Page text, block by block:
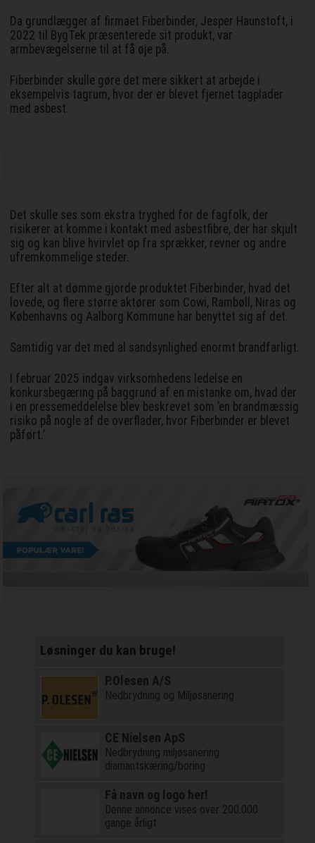
Da grundlægger af firmaet Fiberbinder, Jesper Haunstoft, i
2022 til BygTek præsenterede sit produkt, var
armbevægelserne til at få øje på.
Fiberbinder skulle gøre det mere sikkert at arbejde i
eksempelvis tagrum, hvor der er blevet fjernet tagplader
med asbest.
Det skulle ses som ekstra tryghed for de fagfolk, der
risikerer at komme i kontakt med asbestfibre, der har skjult
sig og kan blive hvirvlet op fra sprækker, revner og andre
ufremkommelige steder.
Efter alt at dømme gjorde produktet Fiberbinder, hvad det
lovede, og flere større aktører som Cowi, Rambøll, Niras og
Københavns og Aalborg Kommune har benyttet sig af det.
Samtidig var det med al sandsynlighed enormt brandfarligt.
I februar 2025 indgav virksomhedens ledelse en
konkursbegæring på baggrund af en mistanke om, hvad der
i en pressemeddelelse blev beskrevet som ’en brandmæssig
risiko på nogle af de overflader, hvor Fiberbinder er blevet
påført.’
Løsninger du kan bruge!
P.Olesen A/S
Nedbrydning og Miljøsanering
CE Nielsen ApS
Nedbrydning miljøsanering
diamantskæring/boring
Få navn og logo her!
Denne annonce vises over 200.000
gange årligt